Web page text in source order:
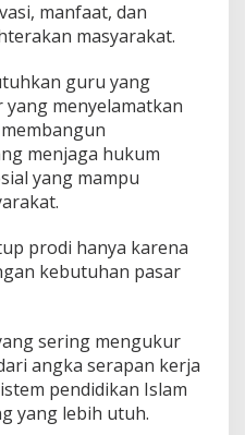
manfaat, dan
masyarakat.
guru yang
menyelamatkan
menjaga hukum
yang mampu
prodi hanya karena
kebutuhan pasar
sering mengukur
angka serapan kerja
pendidikan Islam
yang lebih utuh.